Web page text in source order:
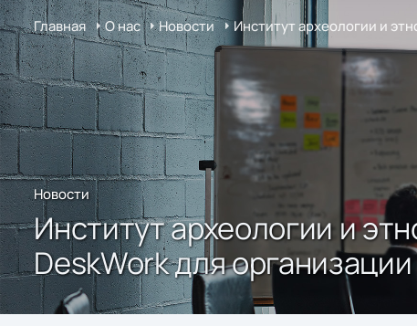
Главная О нас Новости Институт археологии и
Новости
Институт археологии и
DeskWork для